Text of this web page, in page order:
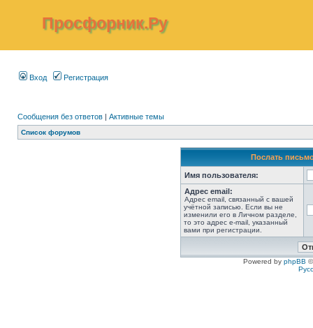
Просфорник.Ру
Вход Регистрация
Сообщения без ответов | Активные темы
Список форумов
Послать
Имя пользователя:
Адрес email:
Адрес email, связанный с вашей
учётной записью. Если вы не
изменили его в Личном разделе,
то это адрес e-mail, указанный
вами при регистрации.
Powered by phpBB